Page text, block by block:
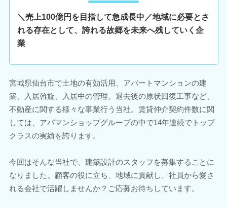
＼売上100億円を目指して急成長中／地域に必要とさ
れる存在として、誇れる故郷を未来へ残していく企
業
宮城県仙台市で土地の有効活用、アパートマンションの建
築、入居斡旋、入居中の管理、退去後の原状回復工事など、
不動産に関する様々な事業行う当社。賃貸仲介契約件数に関
しては、アパマンショップグループの中で14年連続でトップ
クラスの実績を誇ります。
今回はそんな当社で、建築設計のスタッフを募集することに
なりました。顧客の役に立ち、地域に貢献し、社員から愛さ
れる会社で活躍しませんか？ご応募お待ちしています。